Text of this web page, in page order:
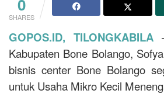
SHARES
GOPOS.ID, TILONGKABILA
Kabupaten Bone Bolango,
bisnis center Bone Bolango
untuk Usaha Mikro Kecil